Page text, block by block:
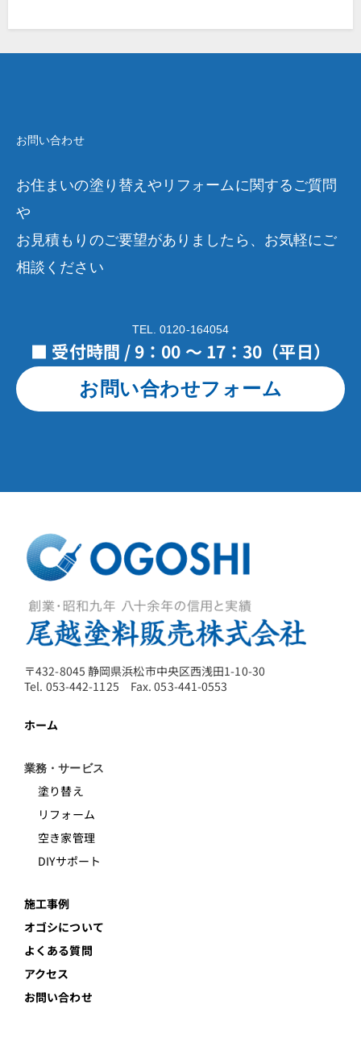
お問い合わせ
お住まいの塗り替えやリフォームに関するご質問
や
お見積もりのご要望がありましたら、お気軽にご
相談ください
TEL. 0120-164054
■ 受付時間 / 9：00 ～ 17：30（平日）
お問い合わせフォーム
〒432-8045 静岡県浜松市中央区西浅田1-10-30
Tel. 053-442-1125 Fax. 053-441-0553
ホーム
業務・サービス
塗り替え
リフォーム
空き家管理
DIYサポート
施工事例
オゴシについて
よくある質問
アクセス
お問い合わせ